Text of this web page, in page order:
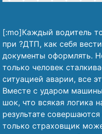
[:mo]Каждый водитель
при ?ДТП, как себя
документы оформлять.
только человек
ситуацией аварии, все
Вместе с ударом
шок, что всякая логика
результате
только страховщик